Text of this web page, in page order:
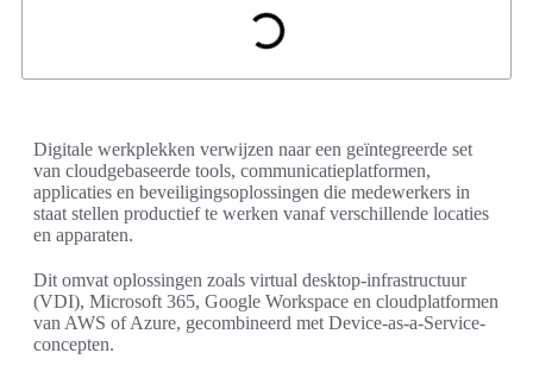
Digitale werkplekken verwijzen naar een geïntegreerde set
van cloudgebaseerde tools, communicatieplatformen,
applicaties en beveiligingsoplossingen die medewerkers in
staat stellen productief te werken vanaf verschillende locaties
en apparaten.
Dit omvat oplossingen zoals virtual desktop-infrastructuur
(VDI), Microsoft 365, Google Workspace en cloudplatformen
van AWS of Azure, gecombineerd met Device-as-a-Service-
concepten.